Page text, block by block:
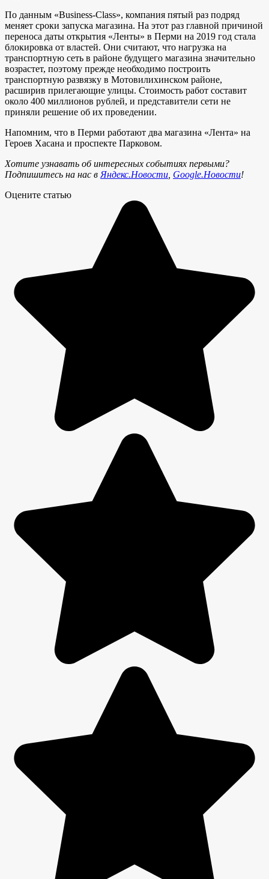
По данным «Business-Class», компания пятый раз подряд
меняет сроки запуска магазина. На этот раз главной причиной
переноса даты открытия «Ленты» в Перми на 2019 год стала
блокировка от властей. Они считают, что нагрузка на
транспортную сеть в районе будущего магазина значительно
возрастет, поэтому прежде необходимо построить
транспортную развязку в Мотовилихинском районе,
расширив прилегающие улицы. Стоимость работ составит
около 400 миллионов рублей, и представители сети не
приняли решение об их проведении.
Напомним, что в Перми работают два магазина «Лента» на
Героев Хасана и проспекте Парковом.
Хотите узнавать об интересных событиях первыми?
Подпишитесь на нас в Яндекс.Новости Google.Новости!
Оцените статью